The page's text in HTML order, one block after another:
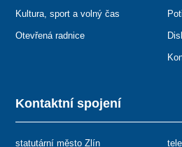
Kontaktní spojení
statutární město Zlín
Kultura, sport a volný čas
Otevřená radnice